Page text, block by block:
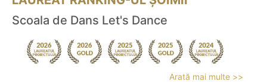
Scoala de Dans Let's Dance
Arată mai multe >>